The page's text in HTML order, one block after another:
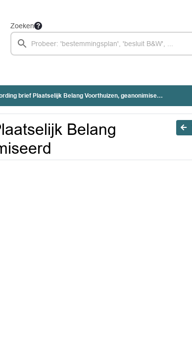
Zoeken
brief Plaatselijk Belang Voorthuizen, geanonimiseerd
Belang